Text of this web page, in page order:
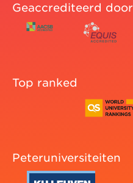
Geaccrediteerd door
Top ranked
Peteruniversiteiten